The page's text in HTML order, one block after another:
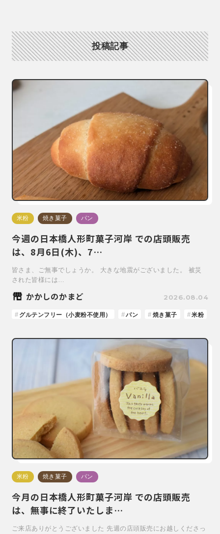
投稿記事
米粉 焼き菓子 パン
今週の日本橋人形町菓子河岸 での店頭販売
は、8月6日(木)、7…
皆さま、ご無事でしょうか。 大きな地震がございました。 被災
された皆様には…
かかしのかまど 2026.08.04
グルテンフリー（小麦粉不使用） パン 焼き菓子 米粉
米粉 焼き菓子 パン
今月の日本橋人形町菓子河岸 での店頭販売
は、無事に終了いたしま…
ご来店ありがとうございました 先週の店頭販売にお越しくださっ